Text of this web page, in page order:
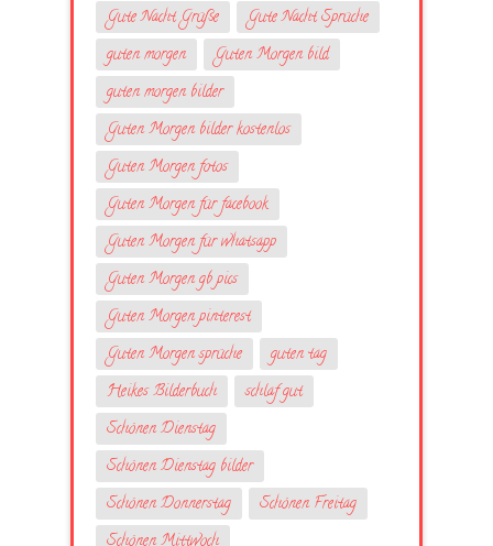
Gute Nacht Grüße
Gute Nacht Sprüche
guten morgen
Guten Morgen bild
guten morgen bilder
Guten Morgen bilder kostenlos
Guten Morgen fotos
Guten Morgen für facebook
Guten Morgen für whatsapp
Guten Morgen gb pics
Guten Morgen pinterest
Guten Morgen sprüche
guten tag
Heikes Bilderbuch
schlaf gut
Schönen Dienstag
Schönen Dienstag bilder
Schönen Donnerstag
Schönen Freitag